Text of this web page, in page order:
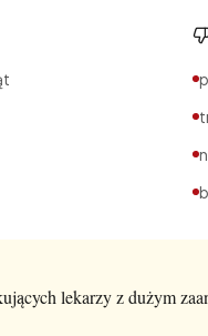
lekarzy z dużym